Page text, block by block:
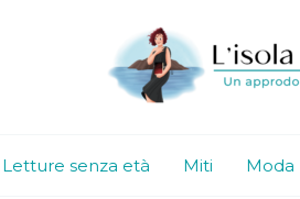
Letture senza età Miti Moda